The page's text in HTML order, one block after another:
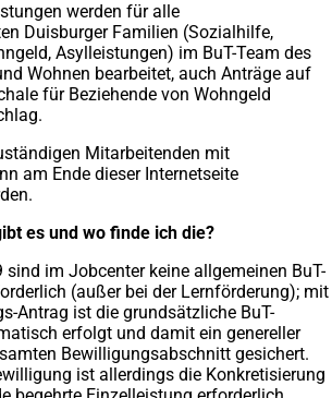
werden für alle
Duisburger Familien (Sozialhilfe,
Asylleistungen) im BuT-Team des
Wohnen bearbeitet, auch Anträge auf
für Beziehende von Wohngeld
Mitarbeitenden mit
am Ende dieser Internetseite
es und wo finde ich die?
im Jobcenter keine allgemeinen BuT-
(außer bei der Lernförderung); mit
Antrag ist die grundsätzliche BuT-
erfolgt und damit ein genereller
Bewilligungsabschnitt gesichert.
ist allerdings die Konkretisierung